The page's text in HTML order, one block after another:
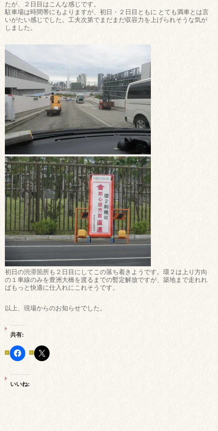
たが、２日目はこんな感じです。
駐車場は時間帯にもよりますが、初日・２日目ともに とても満車とは言
いがたい感じでした。工夫次第でまだまだ収容力を上げられそうな気が
しました。
初日の渋滞箇所も２日目にしてこの落ち着きようです。環２は上り方向
の１車線のみを豊洲大橋を渡るまでの暫定解放ですが、築地まで走れれ
ばもっと快適に仕入れにこれそうです。
以上、現場からのお知らせでした。
共有:
いいね: